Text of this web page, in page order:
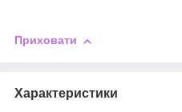
Приховати
Характеристики